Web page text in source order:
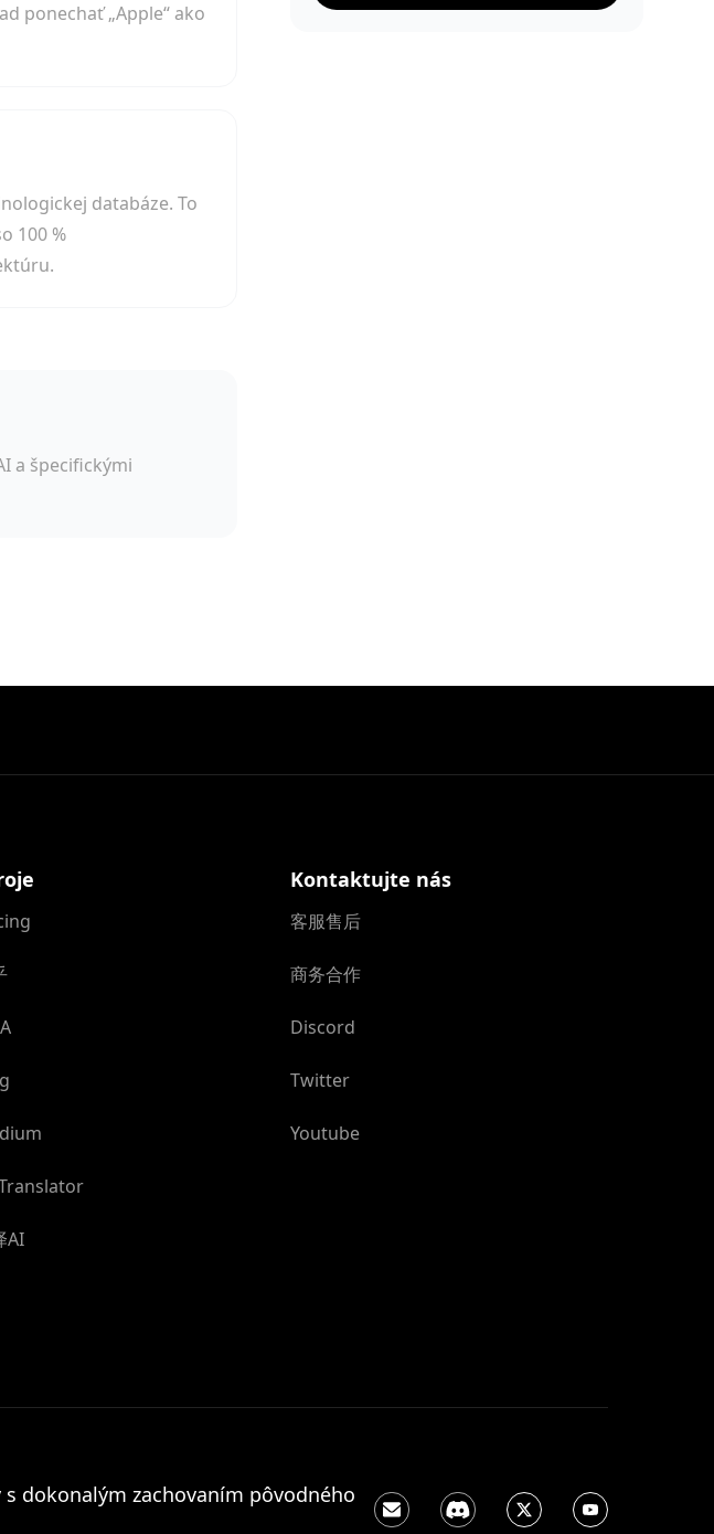
ponechať „Apple“ ako
databáze. To
100 %
a špecifickými
AI
Kontaktujte nás
客服售后
商务合作
Discord
Twitter
Youtube
dokonalým zachovaním pôvodného